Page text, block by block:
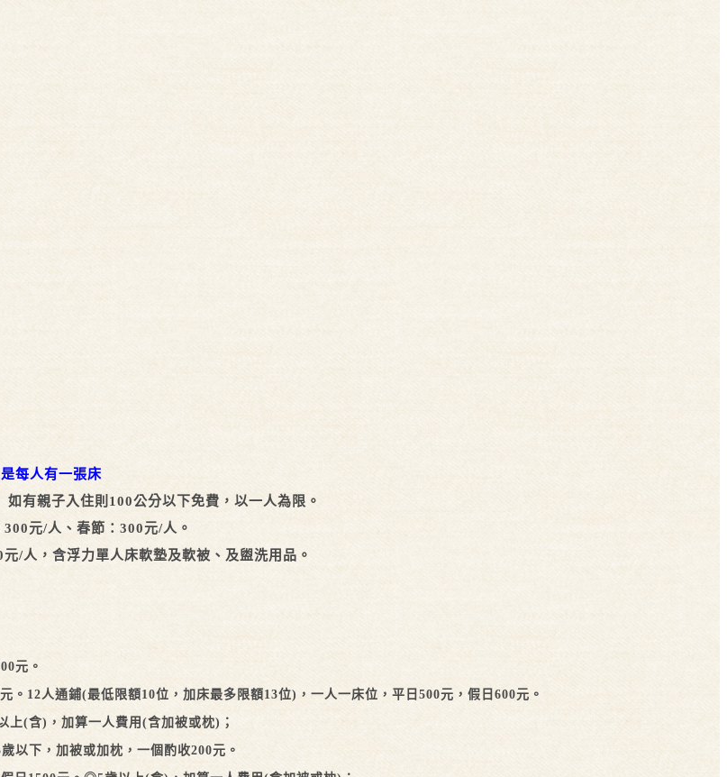
每人有一張床
有親子入住則100公分以下免費，以一人為限。
元/人、春節：300元/人。
/人，含浮力單人床軟墊及軟被、及盥洗用品。
元。
。 12人通鋪(最低限額10位，加床最多限額13位)，一人一床位，平日500元，假日600元。
上(含)，加算一人費用(含加被或枕)；
加枕，一個酌收200元。